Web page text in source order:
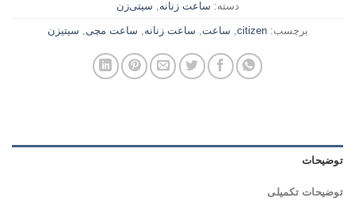
دسته: ساعت زنانه, سیتی‌زن
برچسب:citizen
, ساعت, ساعت زنانه, ساعت مچی, سیتیزن
توضیحات
توضیحات تکمیلی